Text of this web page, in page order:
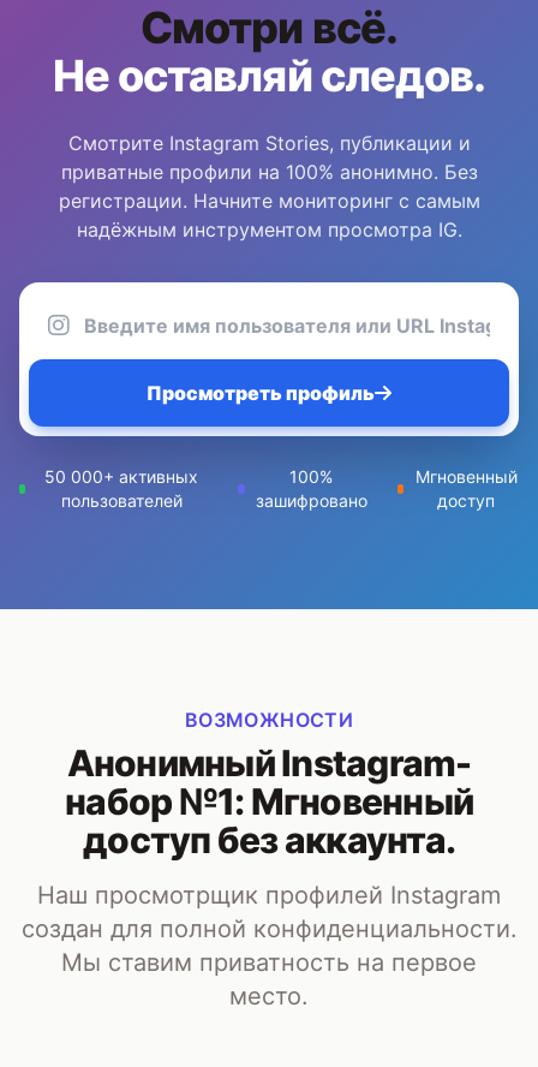
Смотри всё.
Не оставляй следов.
Смотрите Instagram Stories, публикации и
приватные профили на 100% анонимно. Без
регистрации. Начните мониторинг с самым
надёжным инструментом просмотра IG.
Просмотреть профиль
50 000+ активных
пользователей
100%
зашифровано
Мгновенный
доступ
ВОЗМОЖНОСТИ
Анонимный Instagram-
набор №1: Мгновенный
доступ без аккаунта.
Наш просмотрщик профилей Instagram
создан для полной конфиденциальности.
Мы ставим приватность на первое
место.